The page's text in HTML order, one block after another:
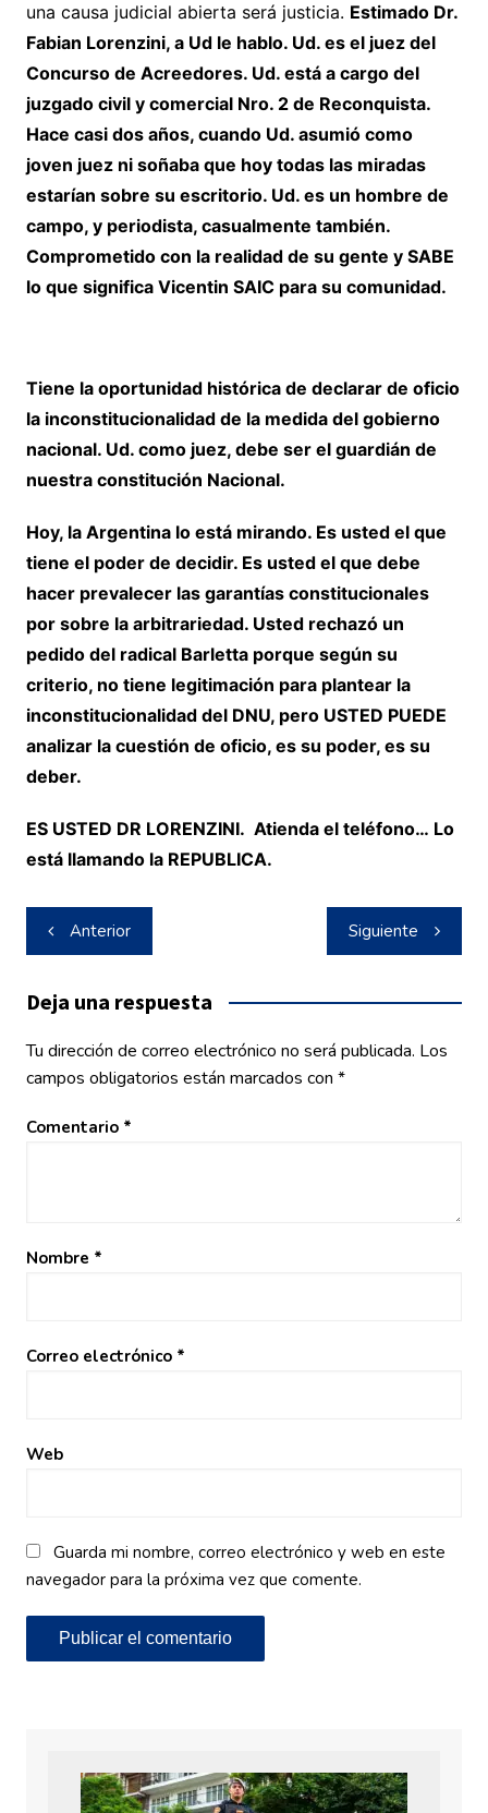
una causa judicial abierta será justicia. Estimado Dr.
Fabian Lorenzini, a Ud le hablo. Ud. es el juez del
Concurso de Acreedores. Ud. está a cargo del
juzgado civil y comercial Nro. 2 de Reconquista.
Hace casi dos años, cuando Ud. asumió como
joven juez ni soñaba que hoy todas las miradas
estarían sobre su escritorio. Ud. es un hombre de
campo, y periodista, casualmente también.
Comprometido con la realidad de su gente y SABE
lo que significa Vicentin SAIC para su comunidad.
Tiene la oportunidad histórica de declarar de oficio
la inconstitucionalidad de la medida del gobierno
nacional. Ud. como juez, debe ser el guardián de
nuestra constitución Nacional.
Hoy, la Argentina lo está mirando. Es usted el que
tiene el poder de decidir. Es usted el que debe
hacer prevalecer las garantías constitucionales
por sobre la arbitrariedad. Usted rechazó un
pedido del radical Barletta porque según su
criterio, no tiene legitimación para plantear la
inconstitucionalidad del DNU, pero USTED PUEDE
analizar la cuestión de oficio, es su poder, es su
deber.
ES USTED DR LORENZINI. Atienda el teléfono… Lo
está llamando la REPUBLICA.
Navegación
de
entradas
Anterior Siguiente
Deja una respuesta
Tu dirección de correo electrónico no será publicada. Los
campos obligatorios están marcados con *
Comentario *
Nombre *
Correo electrónico *
Web
Guarda mi nombre, correo electrónico y web en este
navegador para la próxima vez que comente.